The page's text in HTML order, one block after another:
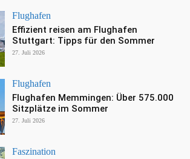
Flughafen
Effizient reisen am Flughafen
Stuttgart: Tipps für den Sommer
27. Juli 2026
Flughafen
Flughafen Memmingen: Über 575.000
Sitzplätze im Sommer
27. Juli 2026
Faszination